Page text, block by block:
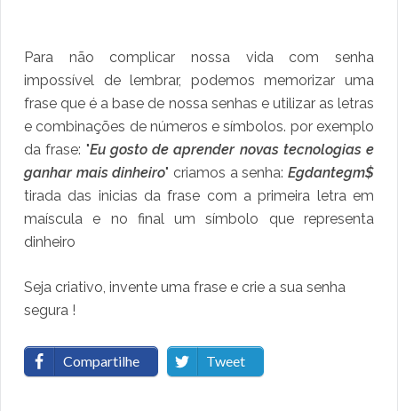
Para não complicar nossa vida com senha
impossível de lembrar, podemos memorizar uma
frase que é a base de nossa senhas e utilizar as letras
e combinações de números e símbolos. por exemplo
da frase: "Eu gosto de aprender novas tecnologias e
ganhar mais dinheiro" criamos a senha:Egdantegm$
tirada das inicias da frase com a primeira letra em
maíscula e no final um símbolo que representa
dinheiro
Seja criativo, invente uma frase e crie a sua senha
segura !
Compartilhe Tweet